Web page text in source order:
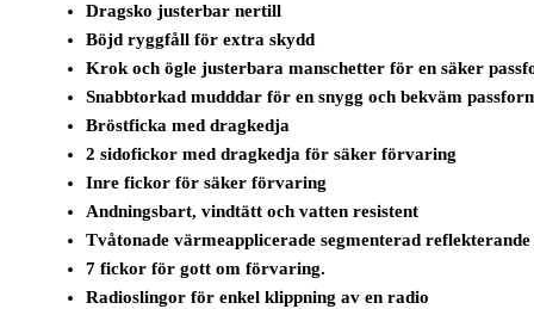
Dragsko justerbar nertill
Böjd ryggfåll för extra skydd
Krok och ögle justerbara manschetter för en säker
Snabbtorkad mudddar för en snygg och bekväm
Bröstficka med dragkedja
2 sidofickor med dragkedja för säker förvaring
Inre fickor för säker förvaring
Andningsbart, vindtätt och vatten resistent
Tvåtonade värmeapplicerade segmenterad
7 fickor för gott om förvaring.
Radioslingor för enkel klippning av en radio